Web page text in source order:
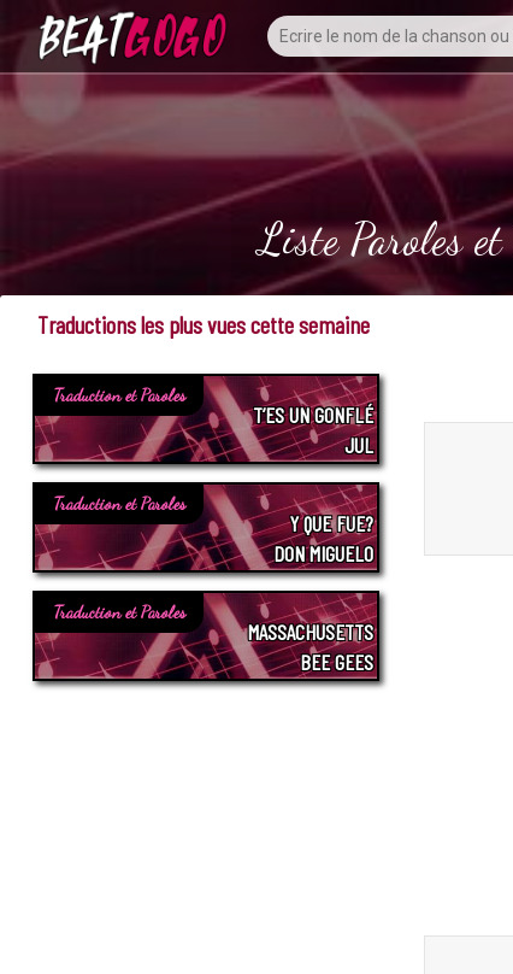
Liste Paroles
Traductions les plus vues cette semaine
Traduction et Paroles
T’ES UN GONFLÉ
JUL
Traduction et Paroles
Y QUE FUE?
DON MIGUELO
Traduction et Paroles
MASSACHUSETTS
BEE GEES